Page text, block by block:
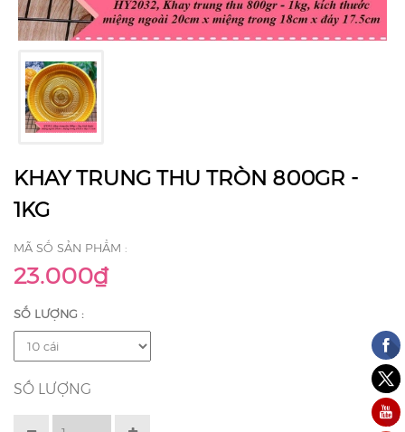
KHAY TRUNG THU TRÒN 800GR -
1KG
MÃ SỐ SẢN PHẨM :
23.000₫
SỐ LƯỢNG :
SỐ LƯỢNG